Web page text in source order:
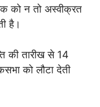
को न तो अस्वीक्रत
है।
की तारीख से 14
को लौटा देती